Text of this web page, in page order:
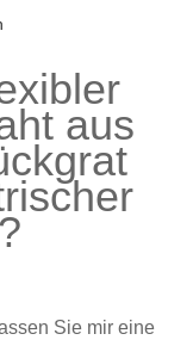
aus
Sie mir eine